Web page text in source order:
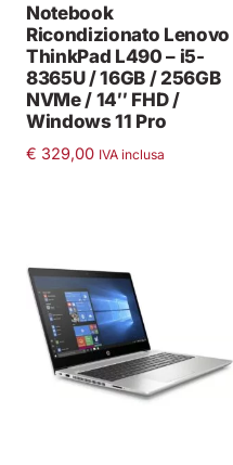
Notebook
Ricondizionato Lenovo
ThinkPad L490 – i5-
8365U / 16GB / 256GB
NVMe / 14″ FHD /
Windows 11 Pro
€ 329,00 IVA inclusa